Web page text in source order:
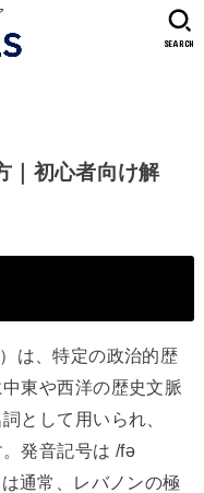
SEARCH
｜初心者向け解
は、特定の政治的歴
東や西洋の歴史文脈
として用いられ、
。発音記号は /fə
通常、レバノンの極